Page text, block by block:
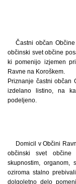
Častni občan
občinski svet občine
ki pomenijo izjemen
Ravne na Koroškem.
Priznanje častni občan
izdelano listino, na
podeljeno.
Domicil v Občini
občinski svet občine
skupnostim,
oziroma stalno
dolgoletno delo